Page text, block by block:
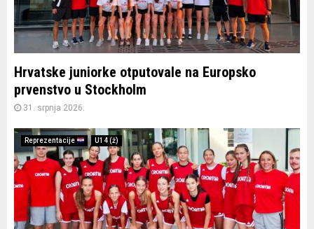
Hrvatske juniorke otputovale na Europsko
prvenstvo u Stockholm
31. srpnja 2026.
Reprezentacije U14 (ž)